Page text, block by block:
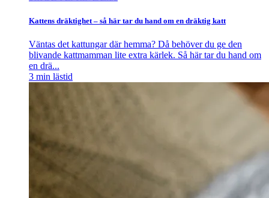
Kattens dräktighet – så här tar du hand om en dräktig katt
Väntas det kattungar där hemma? Då behöver du ge den
blivande kattmamman lite extra kärlek. Så här tar du hand om
en drä...
3 min lästid